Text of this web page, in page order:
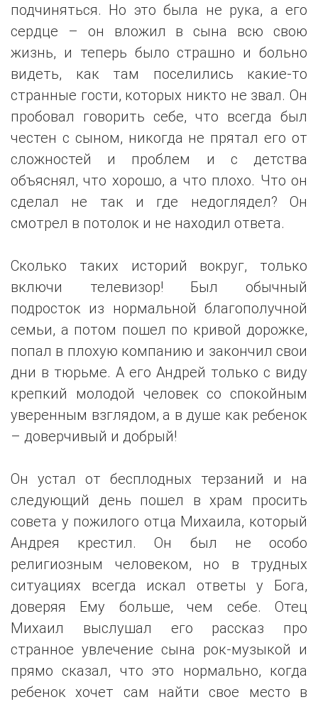
подчиняться. Но это была не рука, а его
сердце – он вложил в сына всю свою
жизнь, и теперь было страшно и больно
видеть, как там поселились какие-то
странные гости, которых никто не звал. Он
пробовал говорить себе, что всегда был
честен с сыном, никогда не прятал его от
сложностей и проблем и с детства
объяснял, что хорошо, а что плохо. Что он
сделал не так и где недоглядел? Он
смотрел в потолок и не находил ответа.
Сколько таких историй вокруг, только
включи телевизор! Был обычный
подросток из нормальной благополучной
семьи, а потом пошел по кривой дорожке,
попал в плохую компанию и закончил свои
дни в тюрьме. А его Андрей только с виду
крепкий молодой человек со спокойным
уверенным взглядом, а в душе как ребенок
– доверчивый и добрый!
Он устал от бесплодных терзаний и на
следующий день пошел в храм просить
совета у пожилого отца Михаила, который
Андрея крестил. Он был не особо
религиозным человеком, но в трудных
ситуациях всегда искал ответы у Бога,
доверяя Ему больше, чем себе. Отец
Михаил выслушал его рассказ про
странное увлечение сына рок-музыкой и
прямо сказал, что это нормально, когда
ребенок хочет сам найти свое место в